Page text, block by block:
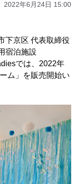
2022年6月24日 15:00
下京区 代表取締役
宿泊施設
では、2022年
ム」を販売開始い